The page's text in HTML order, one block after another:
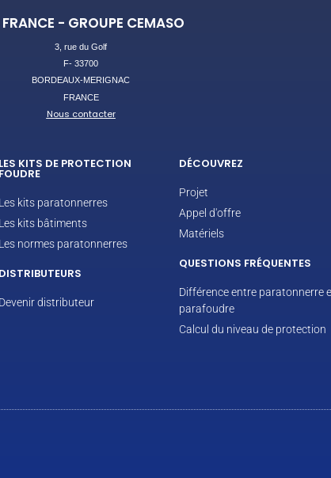
FRANCE - GROUPE CEMASO
3, rue du Golf
F- 33700
BORDEAUX-MERIGNAC
FRANCE
Nous contacter
LES KITS DE PROTECTION
FOUDRE
Les kits paratonnerres
Les kits bâtiments
Les normes paratonnerres
DISTRIBUTEURS
Devenir distributeur
DÉCOUVREZ
Projet
Appel d'offre
Matériels
QUESTIONS FRÉQUENTES
Différence entre paratonnerre
parafoudre
Calcul du niveau de protection